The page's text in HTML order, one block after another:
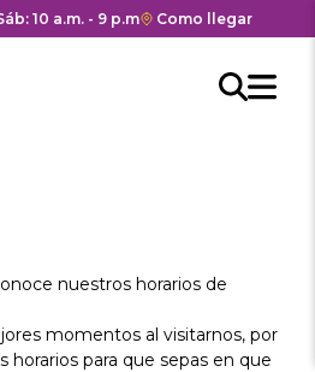
de apertura y cierre
10 a.m. - 9 p.m. Dom y Fes: 11 a.m. - 8
Enlace
redirección
Como llegar
Buscar
nuestros horarios de
momentos al visitarnos, por
horarios para que sepas en que